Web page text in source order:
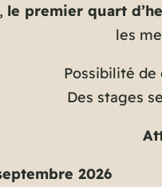
le premier quart
les
Possibilité
Des stages
2026